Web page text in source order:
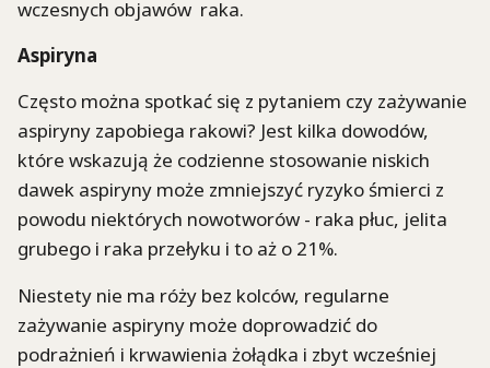
wczesnych objawów raka.
Aspiryna
Często można spotkać się z pytaniem czy zażywanie
aspiryny zapobiega rakowi? Jest kilka dowodów,
które wskazują że codzienne stosowanie niskich
dawek aspiryny może zmniejszyć ryzyko śmierci z
powodu niektórych nowotworów - raka płuc, jelita
grubego i raka przełyku i to aż o 21%.
Niestety nie ma róży bez kolców, regularne
zażywanie aspiryny może doprowadzić do
podrażnień i krwawienia żołądka i zbyt wcześniej